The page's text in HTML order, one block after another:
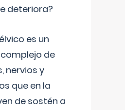
deteriora?
es un
de
nervios y
que en la
de sostén a